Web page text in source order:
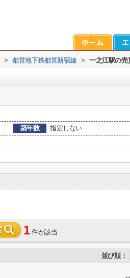
> 都営地下鉄都営新宿線 > 一之江駅の売
築年数
指定しない
1 件が該当
並び順：